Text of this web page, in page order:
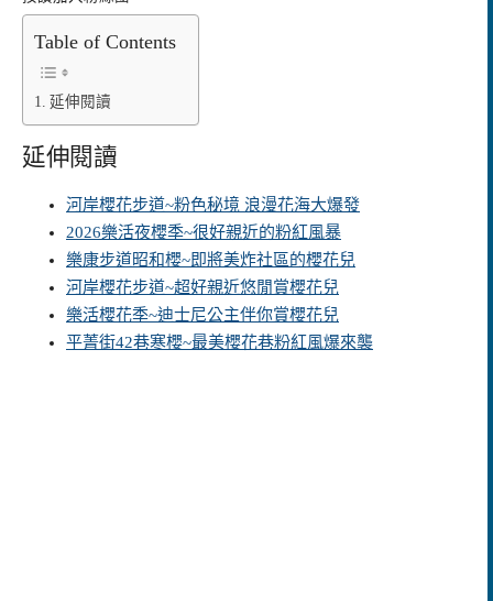
Table of Contents
延伸閱讀
延伸閱讀
河岸櫻花步道~粉色秘境 浪漫花海大爆發
2026樂活夜櫻季~很好親近的粉紅風暴
樂康步道昭和櫻~即將美炸社區的櫻花兒
河岸櫻花步道~超好親近悠閒賞櫻花兒
樂活櫻花季~迪士尼公主伴你賞櫻花兒
平菁街42巷寒櫻~最美櫻花巷粉紅風爆來襲